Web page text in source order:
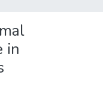
in